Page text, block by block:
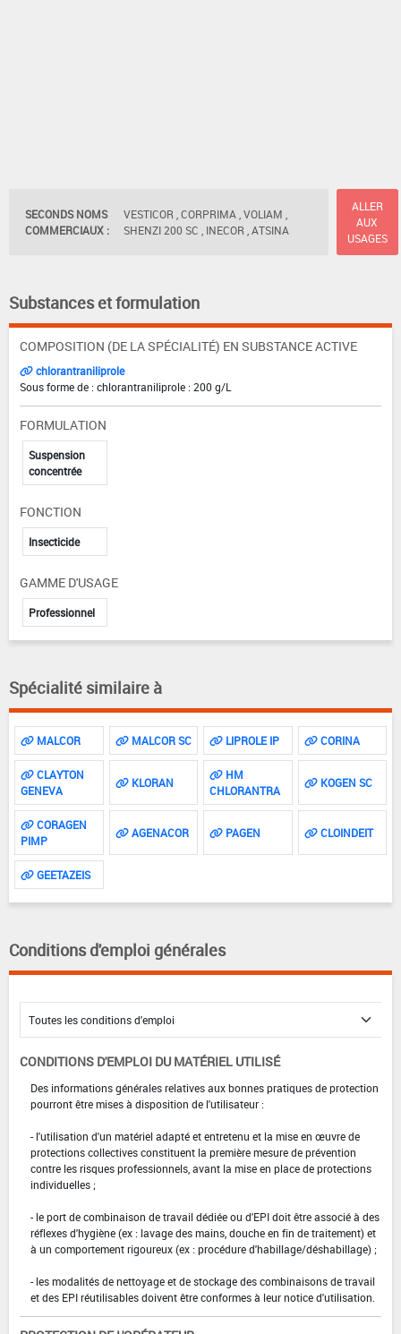
SECONDS NOMS
COMMERCIAUX :
VESTICOR , CORPRIMA , VOLIAM ,
SHENZI 200 SC , INECOR , ATSINA
ALLER
AUX
USAGES
Substances et formulation
COMPOSITION (DE LA SPÉCIALITÉ) EN SUBSTANCE ACTIVE
chlorantraniliprole
Sous forme de : chlorantraniliprole : 200 g/L
FORMULATION
Suspension
concentrée
FONCTION
Insecticide
GAMME D'USAGE
Professionnel
Spécialité similaire à
MALCOR MALCOR SC LIPROLE IP CORINA
CLAYTON
GENEVA
KLORAN
HM
CHLORANTRA
KOGEN SC
CORAGEN
PIMP
AGENACOR PAGEN CLOINDEIT
GEETAZEIS
Conditions d'emploi générales
CONDITIONS D'EMPLOI DU MATÉRIEL UTILISÉ
Des informations générales relatives aux bonnes pratiques de protection
pourront être mises à disposition de l'utilisateur :
- l'utilisation d'un matériel adapté et entretenu et la mise en œuvre de
protections collectives constituent la première mesure de prévention
contre les risques professionnels, avant la mise en place de protections
individuelles ;
- le port de combinaison de travail dédiée ou d'EPI doit être associé à des
réflexes d'hygiène (ex : lavage des mains, douche en fin de traitement) et
à un comportement rigoureux (ex : procédure d'habillage/déshabillage) ;
- les modalités de nettoyage et de stockage des combinaisons de travail
et des EPI réutilisables doivent être conformes à leur notice d'utilisation.